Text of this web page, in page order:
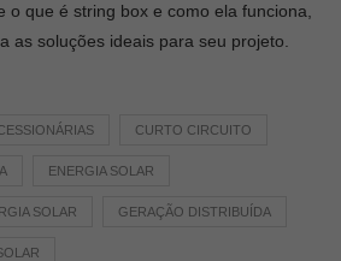
o que é string box e como ela funciona,
as soluções ideais para seu projeto.
CURTO CIRCUITO
ENERGIA SOLAR
SOLAR GERAÇÃO DISTRIBUÍDA